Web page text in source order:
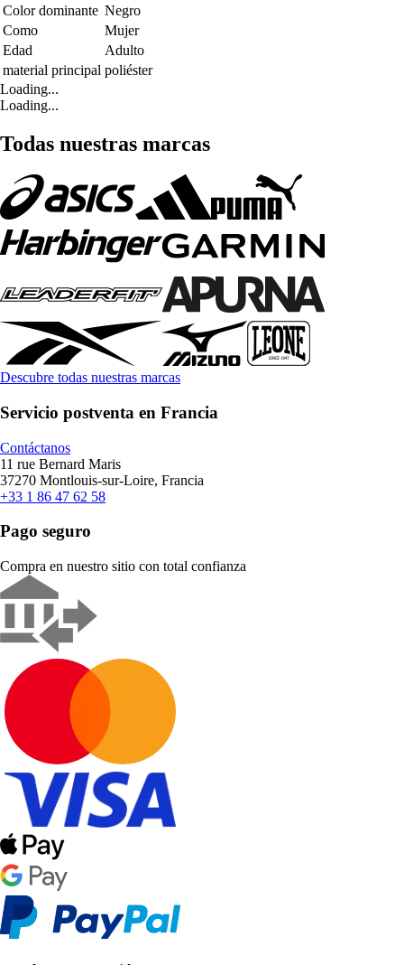
Color dominante Negro
Como
Mujer
Edad
Adulto
material principal poliéster
Loading...
Loading...
Todas nuestras marcas
Descubre todas nuestras marcas
Servicio postventa en Francia
Contáctanos
11 rue Bernard Maris
37270 Montlouis-sur-Loire, Francia
+33 1 86 47 62 58
Pago seguro
Compra en nuestro sitio con total confianza